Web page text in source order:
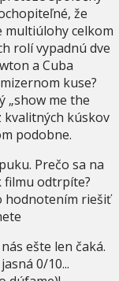
že
celkom
rolí vypadnú dve
a Cuba
kuse?
„show me the
kvalitných kúskov
podobne.
Prečo sa na
filmu odtrpíte?
hodnotením riešiť
ešte len čaká.
0/10...